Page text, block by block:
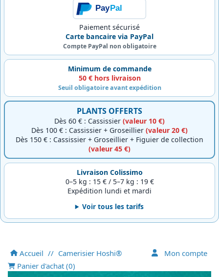
PayPal
Paiement sécurisé
Carte bancaire via PayPal
Compte PayPal non obligatoire
Minimum de commande
50 € hors livraison
Seuil obligatoire avant expédition
PLANTS OFFERTS
Dès 60 € : Cassissier (valeur 10 €)
Dès 100 € : Cassissier + Groseillier (valeur 20 €)
Dès 150 € : Cassissier + Groseillier + Figuier de collection
(valeur 45 €)
Livraison Colissimo
0–5 kg : 15 € / 5–7 kg : 19 €
Expédition lundi et mardi
Voir tous les tarifs
Accueil // Camerisier Hoshi®
Mon compte
Panier d'achat (0)